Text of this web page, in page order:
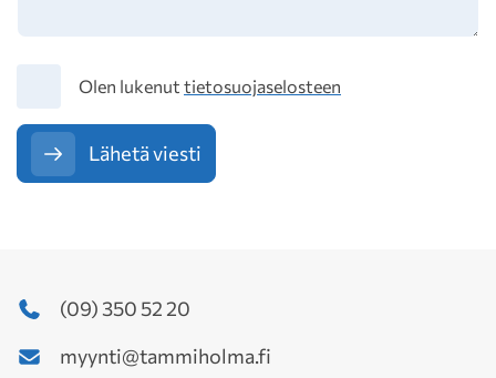
TietosuojaOlen lukenut tietosuojaselosteen
Lähetä viesti
(09) 350 52 20
myynti@tammiholma.fi